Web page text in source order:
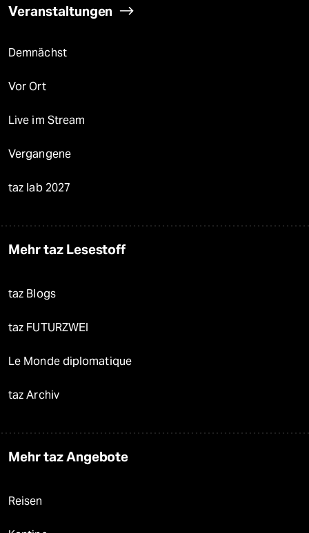
Veranstaltungen
Demnächst
Vor Ort
Live im Stream
Vergangene
taz lab 2027
Mehr taz Lesestoff
taz Blogs
taz FUTURZWEI
Le Monde diplomatique
taz Archiv
Mehr taz Angebote
Reisen